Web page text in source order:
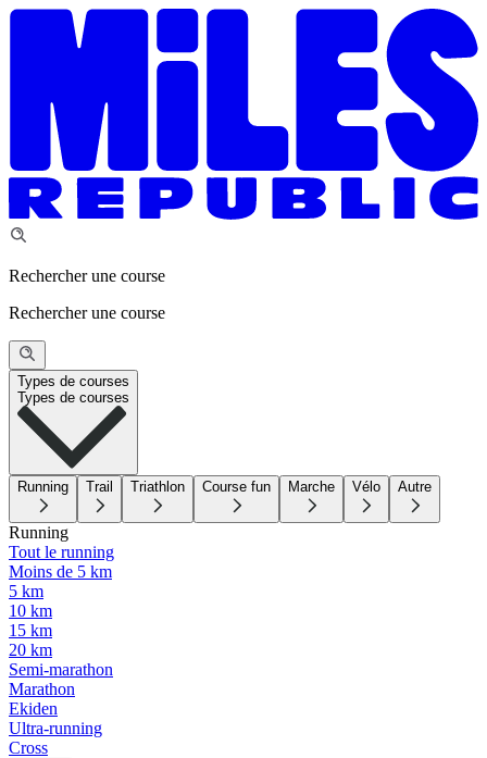
Rechercher une course
Rechercher une course
Types de courses
Types de courses
Running Trail Triathlon Course fun Marche Vélo Autre
Running
Tout le running
Moins de 5 km
5 km
10 km
15 km
20 km
Semi-marathon
Marathon
Ekiden
Ultra-running
Cross